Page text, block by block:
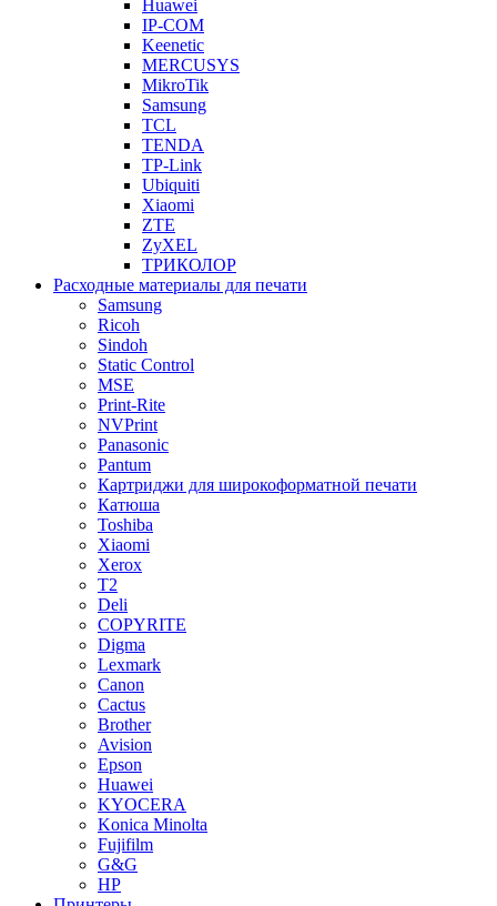
Huawei
IP-COM
Keenetic
MERCUSYS
MikroTik
Samsung
TCL
TENDA
TP-Link
Ubiquiti
Xiaomi
ZTE
ZyXEL
ТРИКОЛОР
Расходные материалы для печати
Samsung
Ricoh
Sindoh
Static Control
MSE
Print-Rite
NVPrint
Panasonic
Pantum
Картриджи для широкоформатной печати
Катюша
Toshiba
Xiaomi
Xerox
T2
Deli
COPYRITE
Digma
Lexmark
Canon
Cactus
Brother
Avision
Epson
Huawei
KYOCERA
Konica Minolta
Fujifilm
G&G
HP